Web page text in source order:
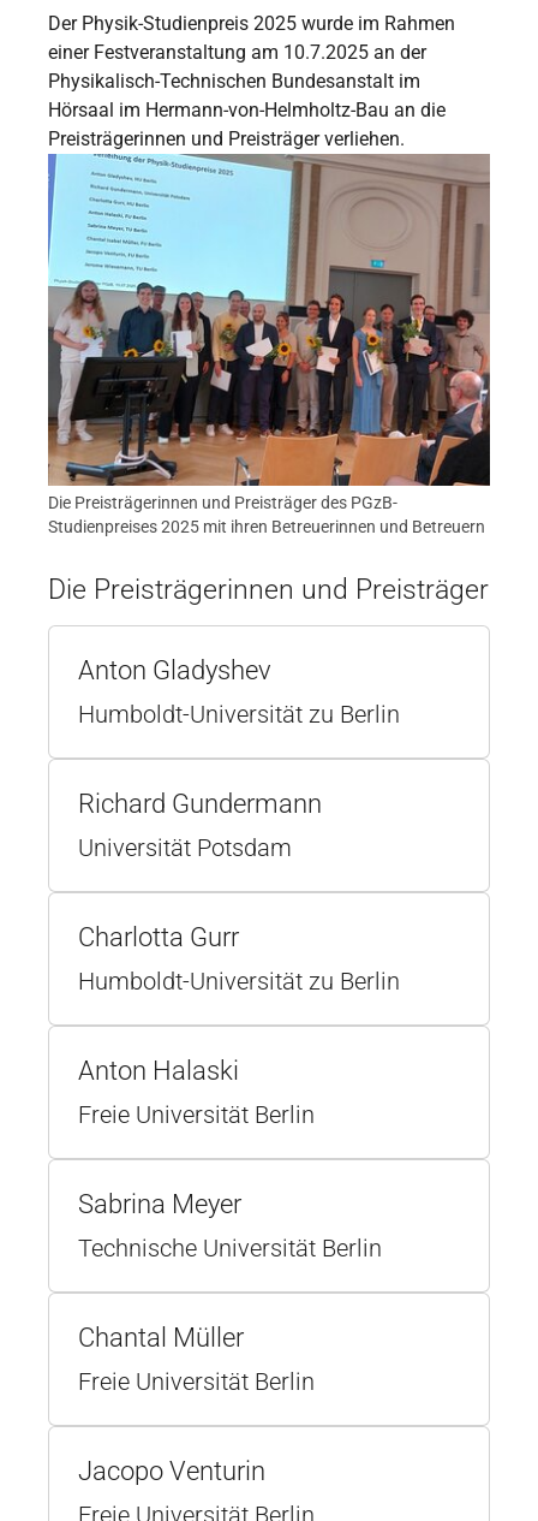
Die Preisträgerinnen und Preisträger des PGzB-
Studienpreises 2025 mit ihren Betreuerinnen und Betreuern
Der Physik-Studienpreis 2025 wurde im Rahmen
einer Festveranstaltung am 10.7.2025 an der
Physikalisch-Technischen Bundesanstalt im
Hörsaal im Hermann-von-Helmholtz-Bau an die
Preisträgerinnen und Preisträger verliehen.
Die Preisträgerinnen und Preisträger
Anton Gladyshev
Humboldt-Universität zu Berlin
Richard Gundermann
Universität Potsdam
Charlotta Gurr
Humboldt-Universität zu Berlin
Anton Halaski
Freie Universität Berlin
Sabrina Meyer
Technische Universität Berlin
Chantal Müller
Freie Universität Berlin
Jacopo Venturin